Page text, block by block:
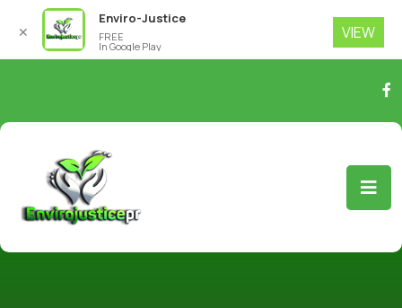
✕
Enviro-Justice
FREE
In Google Play
VIEW